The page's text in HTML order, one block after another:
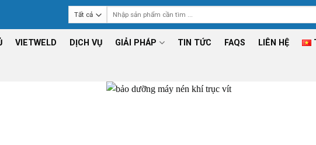
VIETWELD DỊCH VỤ GIẢI PHÁP TIN TỨC FAQS LIÊN HỆ